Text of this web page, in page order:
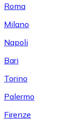
Roma
Milano
Napoli
Bari
Torino
Palermo
Firenze